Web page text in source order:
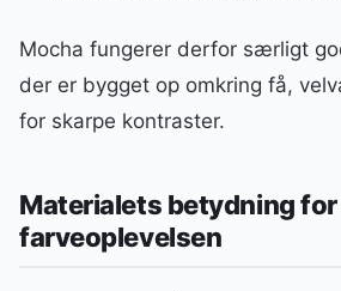
Mocha fungerer derfor særligt
der er bygget op omkring få,
for skarpe kontraster.
Materialets betydning for
farveoplevelsen